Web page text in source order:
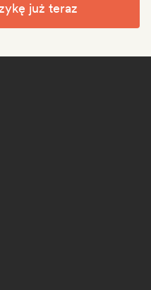
już teraz